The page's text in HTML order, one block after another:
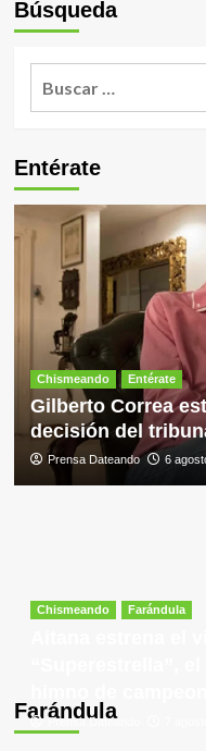
Búsqueda
Entérate
Chismeando Entérate
Gilberto Correa
decisión del
Prensa Dateando 6
Farándula
Chismeando Farándula
Prensa Dateando